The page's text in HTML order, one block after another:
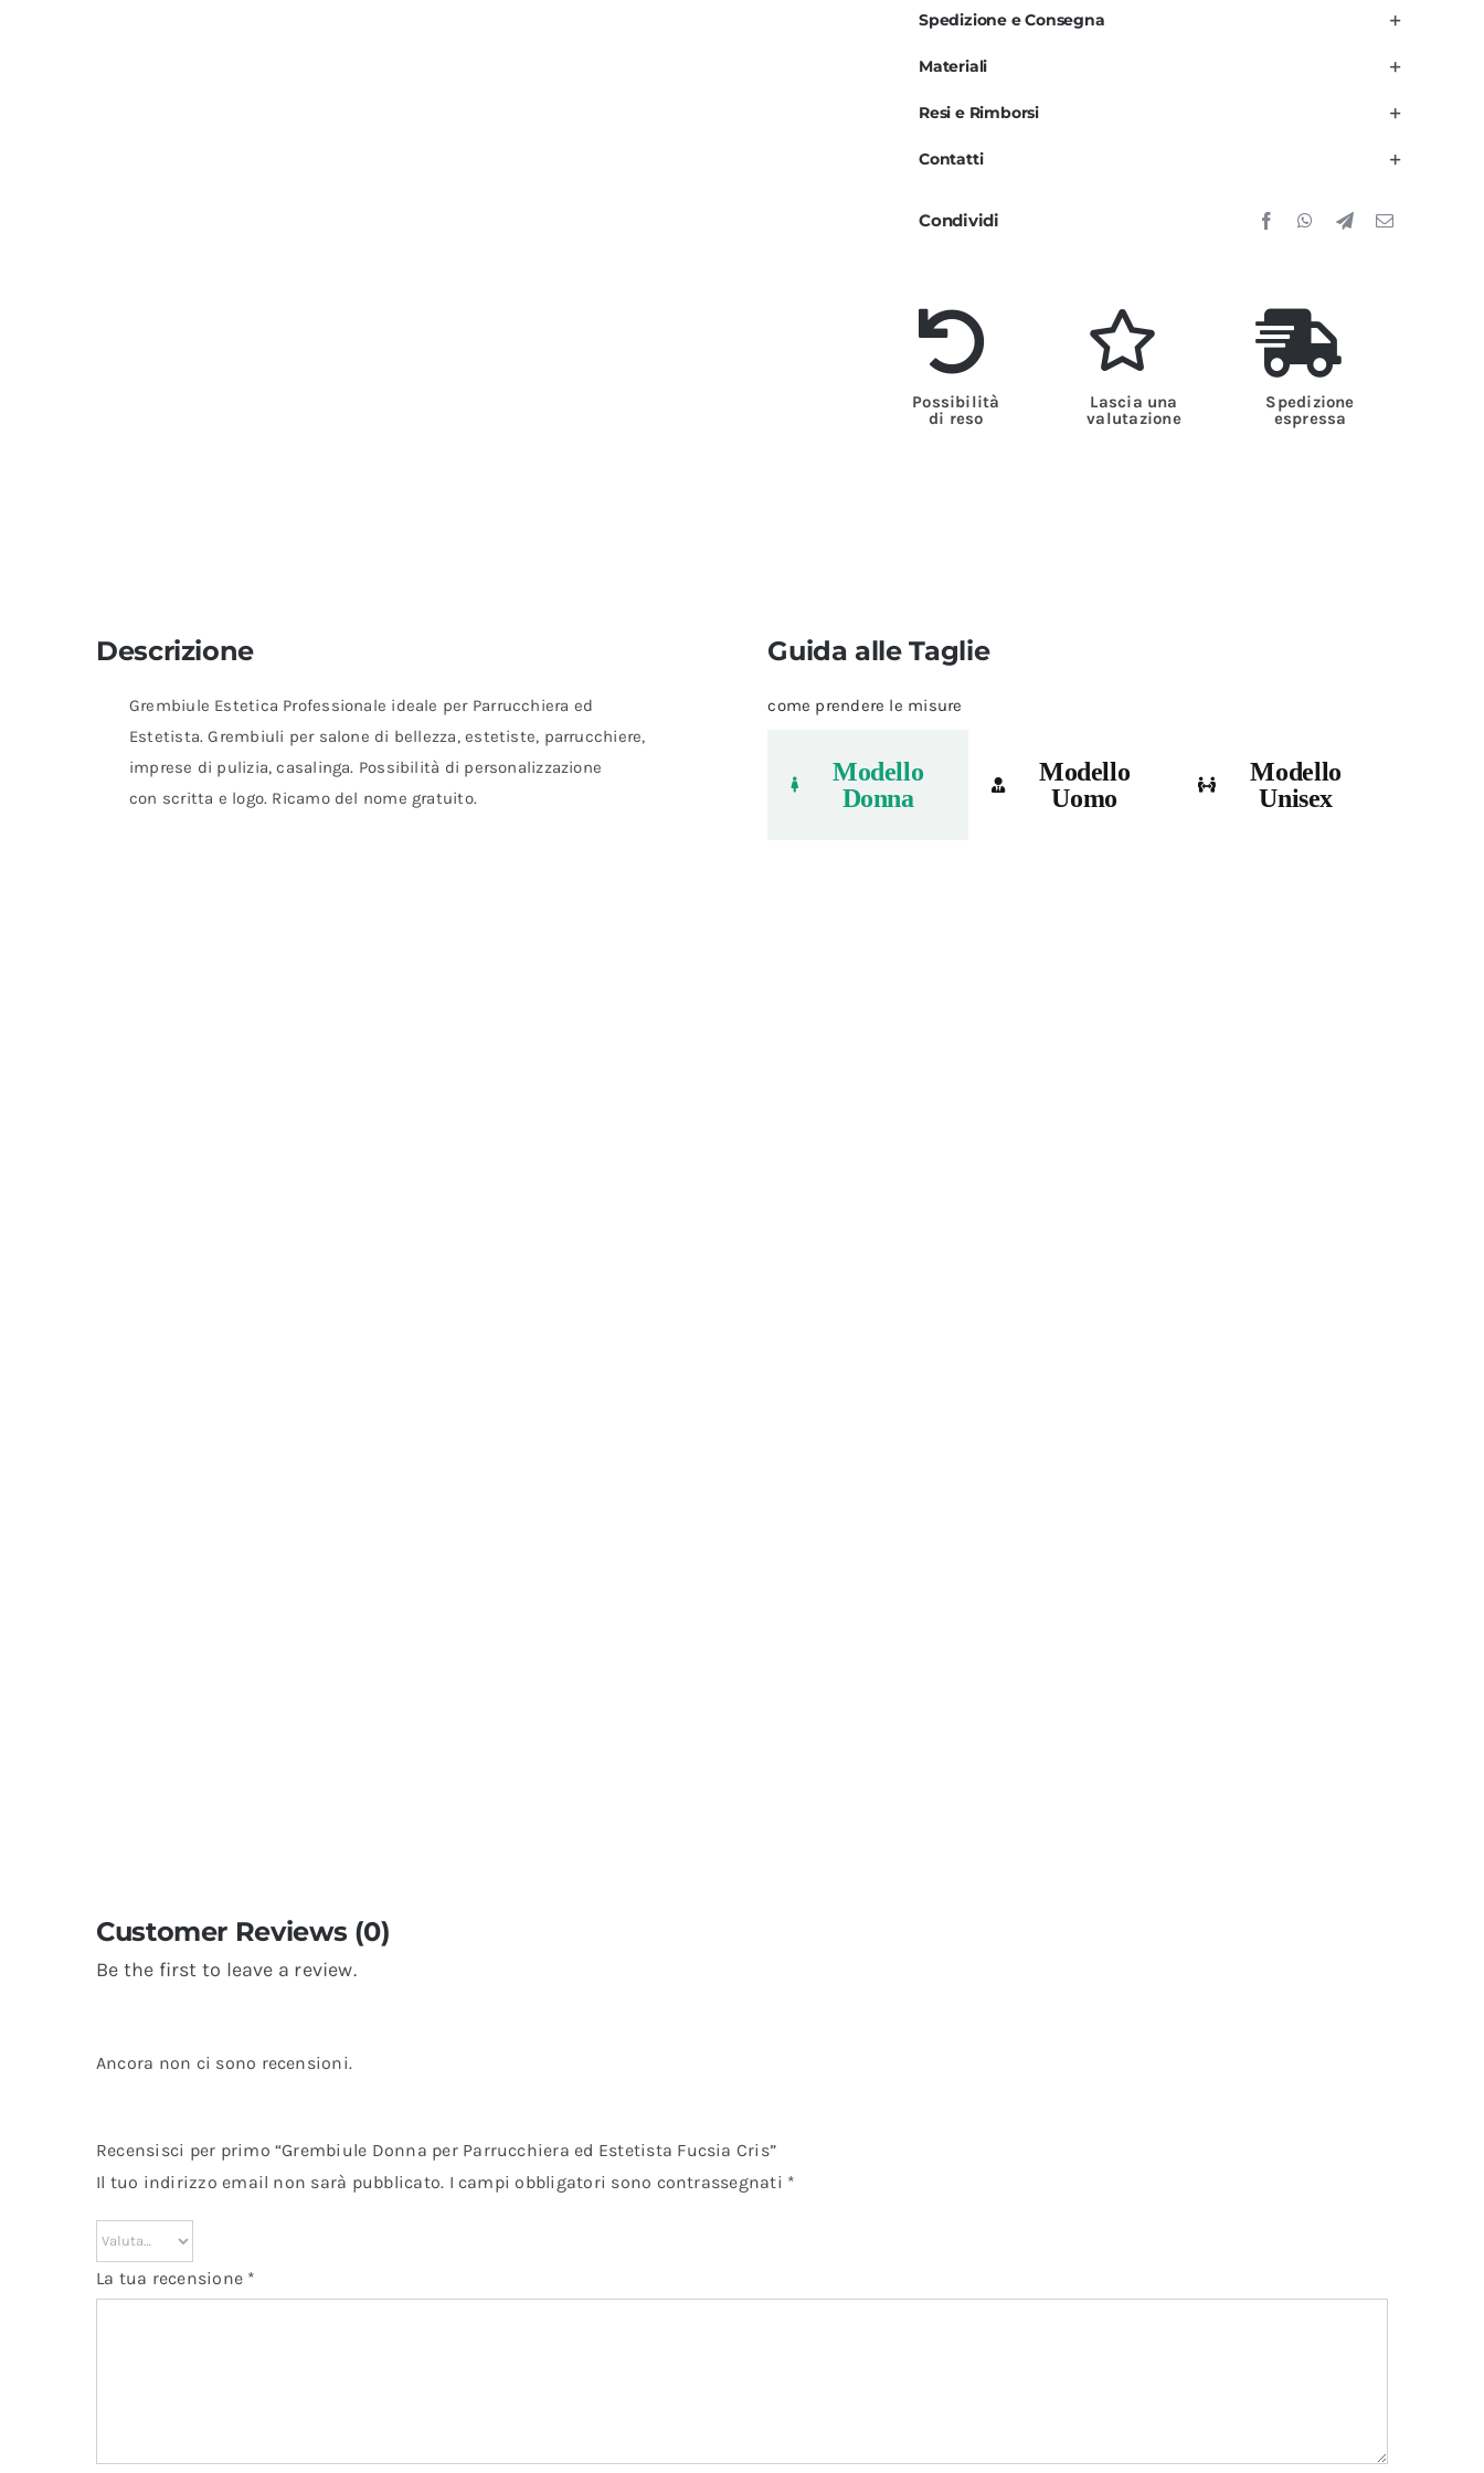
ed
Cris
Spedizione e Consegna
Materiali
Resi e Rimborsi
Contatti
Condividi
Possibilità
di reso
Lascia una
valutazione
Spedizione
espressa
Descrizione
Grembiule Estetica Professionale ideale per Parrucchiera ed
Estetista. Grembiuli per salone di bellezza, estetiste, parrucchiere,
imprese di pulizia, casalinga. Possibilità di personalizzazione
con scritta e logo. Ricamo del nome gratuito.
Guida alle Taglie
come prendere le misure
Modello
Donna
Modello
Uomo
Modello
Unisex
Customer Reviews (0)
Be the first to leave a review.
Ancora non ci sono recensioni.
Recensisci per primo “Grembiule Donna per Parrucchiera ed Estetista Fucsia Cris”
Il tuo indirizzo email non sarà pubblicato. I campi obbligatori sono contrassegnati *
La tua recensione *